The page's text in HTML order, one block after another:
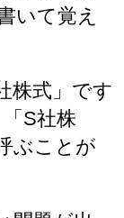
いて覚え
株式」です
S社株
ぶことが